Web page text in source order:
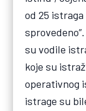
od 25
su vodile
koje su
operativnog
istrage su